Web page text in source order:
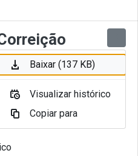
007-2024
Meses por Juliana
Baixar (137 KB)
Visualizar histórico
Copiar para